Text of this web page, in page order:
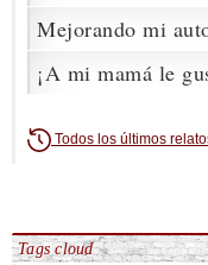
Mejorando mi
¡A mi mamá le
Todos los últimos
Tags cloud